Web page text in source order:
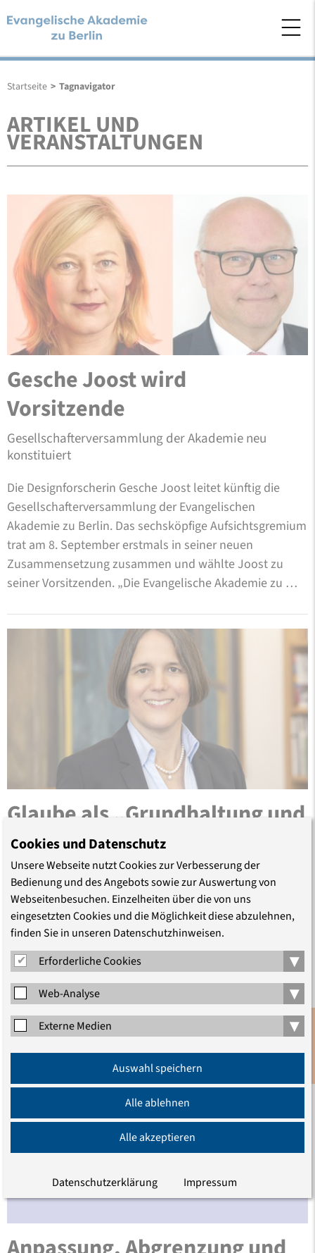
Startseite > Tagnavigator
ARTIKEL UND
VERANSTALTUNGEN
Gesche Joost wird
Vorsitzende
Gesellschafterversammlung der Akademie neu
konstituiert
Die Designforscherin Gesche Joost leitet künftig die
Gesellschafterversammlung der Evangelischen
Akademie zu Berlin. Das sechsköpfige Aufsichtsgremium
trat am 8. September erstmals in seiner neuen
Zusammensetzung zusammen und wählte Joost zu
seiner Vorsitzenden. „Die Evangelische Akademie zu …
Glaube als „Grundhaltung und
Grundhoffnung“
Julia von Blumenthal zu ihrem Abschied als
Vizepräsidentin
Die Gegensätze zwischen Stadt und Land, Zentrum und
Peripherie zu bearbeiten, wird in unserer Gesellschaft
wichtiger, sagt unsere scheidende Vizepräsidentin Julia
von Blumenthal. Die künftige Präsidentin der Humboldt-
Universität erkennt hierin eine bleibende Aufgabe der
Evangelischen Akademie zu …
Anmeldung
Cookies und Datenschutz
Unsere Webseite nutzt Cookies zur Verbesserung der
Bedienung und des Angebots sowie zur Auswertung von
Webseitenbesuchen. Einzelheiten über die von uns
eingesetzten Cookies und die Möglichkeit diese abzulehnen,
finden Sie in unseren Datenschutzhinweisen.
Erforderliche Cookies
▾
Web-Analyse ▾
Externe Medien ▾
Auswahl speichern
Alle ablehnen
Alle akzeptieren
Datenschutzerklärung Impressum